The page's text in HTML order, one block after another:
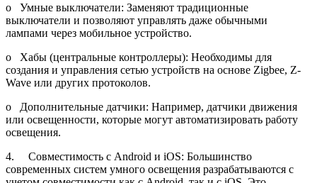
o Умные выключатели: Заменяют традиционные
выключатели и позволяют управлять даже обычными
лампами через мобильное устройство.
o Хабы (центральные контроллеры): Необходимы для
создания и управления сетью устройств на основе Zigbee, Z-
Wave или других протоколов.
o Дополнительные датчики: Например, датчики движения
или освещенности, которые могут автоматизировать работу
освещения.
4. Совместимость с Android и iOS: Большинство
современных систем умного освещения разрабатываются с